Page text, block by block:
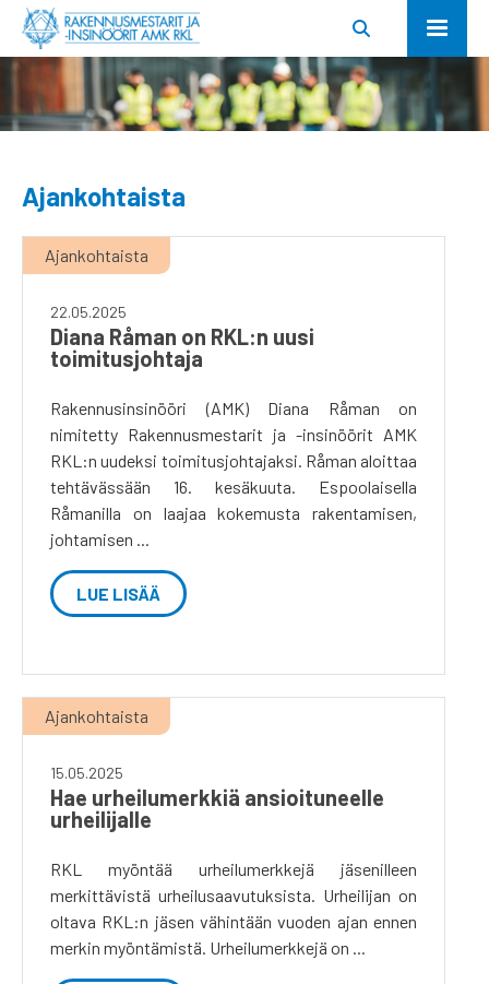
Ajankohtaista
Ajankohtaista
22.05.2025
Diana Råman on RKL:n uusi
toimitusjohtaja
Rakennusinsinööri (AMK) Diana Råman on
nimitetty Rakennusmestarit ja -insinöörit AMK
RKL:n uudeksi toimitusjohtajaksi. Råman aloittaa
tehtävässään 16. kesäkuuta. Espoolaisella
Råmanilla on laajaa kokemusta rakentamisen,
johtamisen ...
LUE LISÄÄ
Ajankohtaista
15.05.2025
Hae urheilumerkkiä ansioituneelle
urheilijalle
RKL myöntää urheilumerkkejä jäsenilleen
merkittävistä urheilusaavutuksista. Urheilijan on
oltava RKL:n jäsen vähintään vuoden ajan ennen
merkin myöntämistä. Urheilumerkkejä on ...